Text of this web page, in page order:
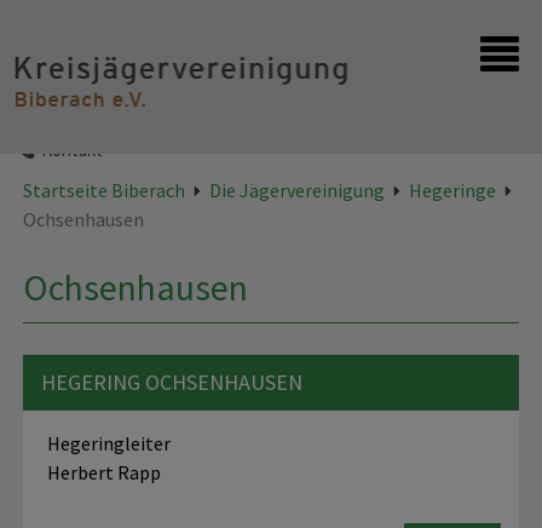
Kontakt
Startseite Biberach Die Jägervereinigung
Hegeringe
Ochsenhausen
Ochsenhausen
HEGERING OCHSENHAUSEN
Hegeringleiter
Herbert Rapp